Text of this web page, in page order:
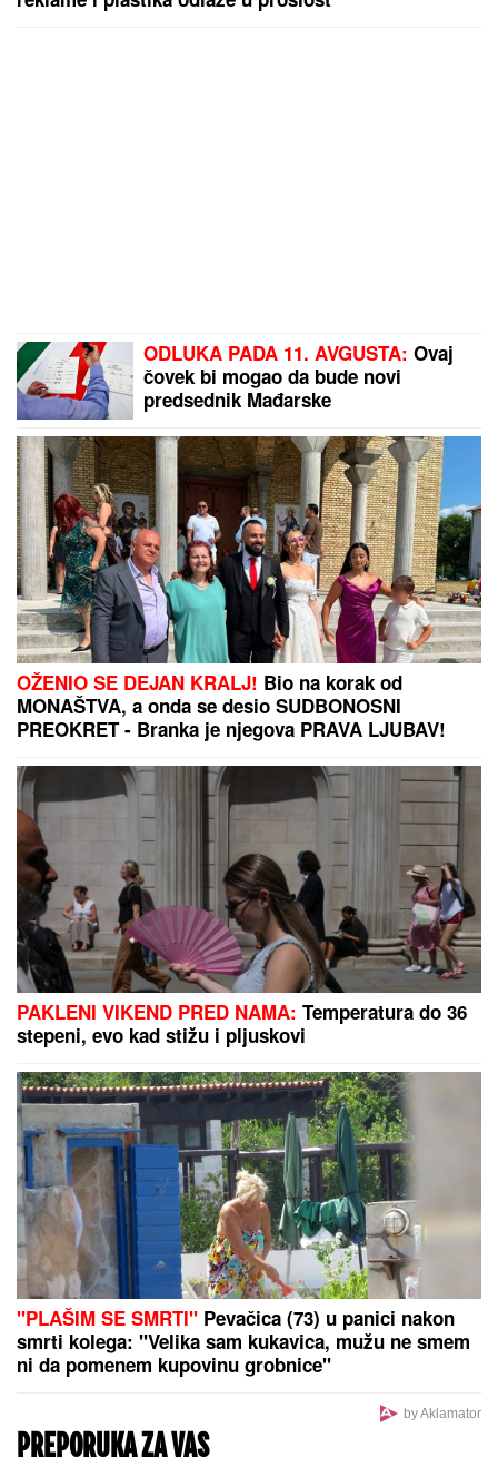
ODLUKA PADA 11. AVGUSTA: Ovaj
čovek bi mogao da bude novi
predsednik Mađarske
OŽENIO SE DEJAN KRALJ! Bio na korak od
MONAŠTVA, a onda se desio SUDBONOSNI
PREOKRET - Branka je njegova PRAVA LJUBAV!
PAKLENI VIKEND PRED NAMA: Temperatura do 36
stepeni, evo kad stižu i pljuskovi
"PLAŠIM SE SMRTI" Pevačica (73) u panici nakon
smrti kolega: "Velika sam kukavica, mužu ne smem
ni da pomenem kupovinu grobnice"
by Aklamator
PREPORUKA ZA VAS